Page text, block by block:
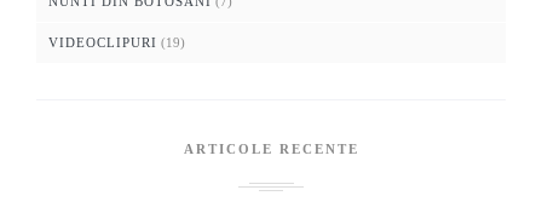
VIDEOCLIPURI (19)
ARTICOLE RECENTE